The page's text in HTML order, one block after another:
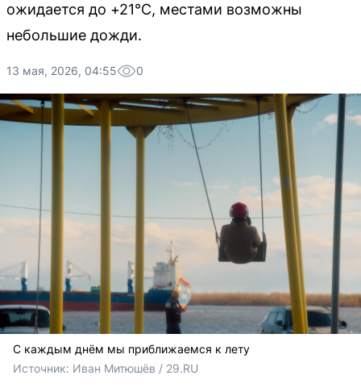
ожидается до +21°C, местами возможны
небольшие дожди.
13 мая, 2026, 04:55 0
С каждым днём мы приближаемся к лету
Источник: Иван Митюшёв / 29.RU